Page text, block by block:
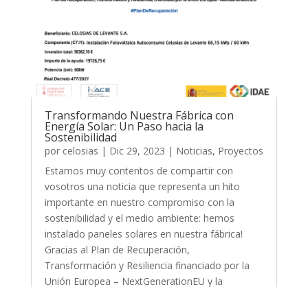
Transformando Nuestra Fábrica con
Energía Solar: Un Paso hacia la
Sostenibilidad
por celosias | Dic 29, 2023 | Noticias, Proyectos
Estamos muy contentos de compartir con
vosotros una noticia que representa un hito
importante en nuestro compromiso con la
sostenibilidad y el medio ambiente: hemos
instalado paneles solares en nuestra fábrica!
Gracias al Plan de Recuperación,
Transformación y Resiliencia financiado por la
Unión Europea – NextGenerationEU y la